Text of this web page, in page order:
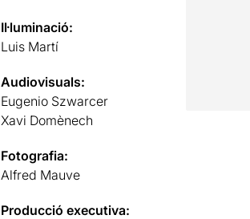
Il·luminació:
Luis Martí
Audiovisuals:
Eugenio Szwarcer
Xavi Domènech
Fotografia:
Alfred Mauve
Producció executiva: